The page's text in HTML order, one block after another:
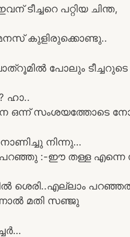
ടീച്ചറെ പറ്റിയ ചിന്ത,
കുളിരുക്കൊണ്ടു..
പോലും
ഹാ..
സംശയത്തോടെ
നിന്നു…
:-ഈ തള്ള എന്നെ
ശെരി..എല്ലാം
മതി സഞ്ജു